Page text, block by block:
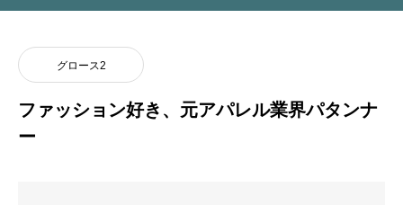
グロース2
ファッション好き、元アパレル業界パタンナ
ー